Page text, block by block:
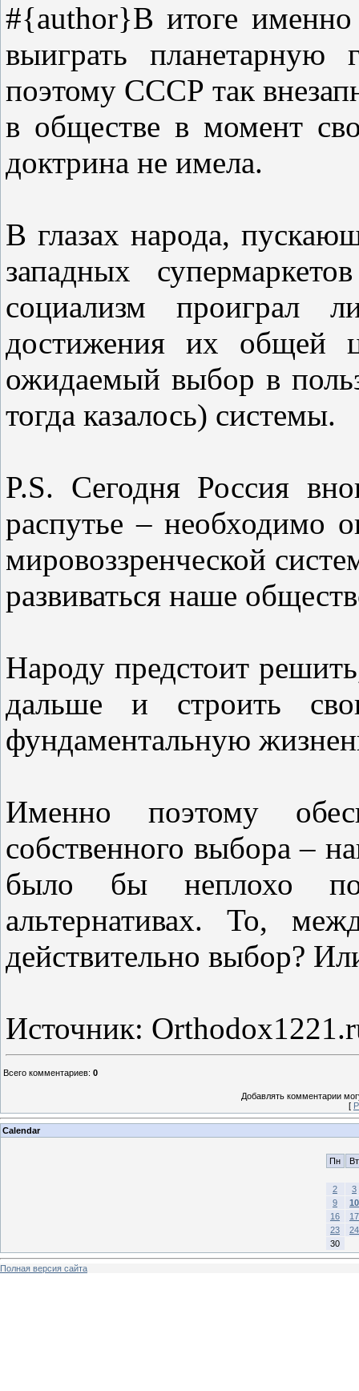
#{author}В итоге
выиграть
поэтому СССР так
в обществе в момент
доктрина не имела.
В глазах народа,
западных
социализм проиграл
достижения их общей
ожидаемый выбор в
тогда казалось) системы.
P.S. Сегодня Россия
распутье – необходимо
мировоззренческой
развиваться наше
Народу предстоит
дальше и строить
фундаментальную
Именно поэтому
собственного выбора –
было бы неплохо по-
альтернативах. То,
действительно выбор?
Источник:
Всего комментариев: 0
Добавлять комментарии
[
Calendar
Пн Вт
2
3
9
10
16
17
23
24
30
Полная версия сайта